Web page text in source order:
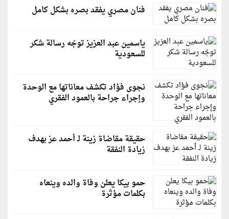
فنان مصري يفقد بصره بشكل كامل
ياسمين عبد العزيز توجّه رسالة شكر
للسعودية
نجوى فؤاد تكشف معاناتها مع الوحدة
وإجراء جراحة بالعمود الفقري
حقيقة مقاضاة زينة لـ أحمد عز بهدف
زيادة النفقة
حمو بيكا يعلن وفاة والده وينعاه
بكلمات مؤثرة